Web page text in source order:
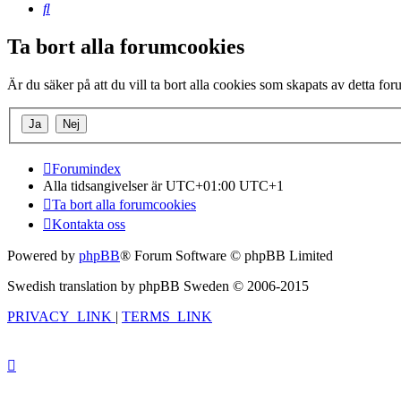
Sök
Ta bort alla forumcookies
Är du säker på att du vill ta bort alla cookies som skapats av detta
Forumindex
Alla tidsangivelser är UTC+01:00 UTC+1
Ta bort alla forumcookies
Kontakta oss
Powered by phpBB® Forum Software © phpBB Limited
Swedish translation by phpBB Sweden © 2006-2015
PRIVACY_LINK | TERMS_LINK